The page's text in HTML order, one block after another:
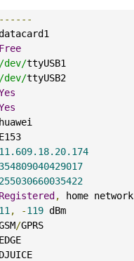
Free
/dev/ttyUSB1
/dev/ttyUSB2
11.609.18.20.174
354809040429017
255030660035422
Registered,
home network
11 , -119 dBm
/GPRS